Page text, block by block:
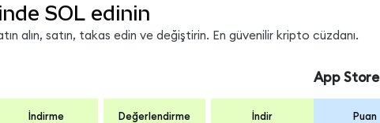
SOL edinin
alın, satın, takas edin ve değiştirin. En güvenilir kripto cüzdanı.
İndirme Değerlendirme İndir
App Store
Puan